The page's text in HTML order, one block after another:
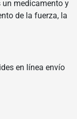
un medicamento y
de la fuerza, la
en línea envío